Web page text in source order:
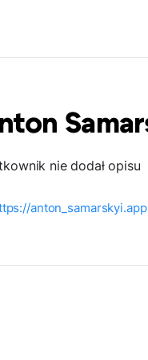
nie dodał opisu
anton_samarskyi.app